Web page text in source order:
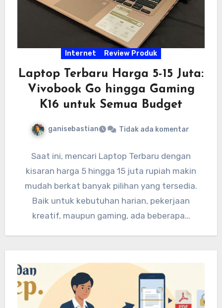
Internet Review Produk
Laptop Terbaru Harga 5-15 Juta:
Vivobook Go hingga Gaming
K16 untuk Semua Budget
ganisebastian Tidak ada komentar
Saat ini, mencari Laptop Terbaru dengan
kisaran harga 5 hingga 15 juta rupiah makin
mudah berkat banyak pilihan yang tersedia.
Baik untuk kebutuhan harian, pekerjaan
kreatif, maupun gaming, ada beberapa…